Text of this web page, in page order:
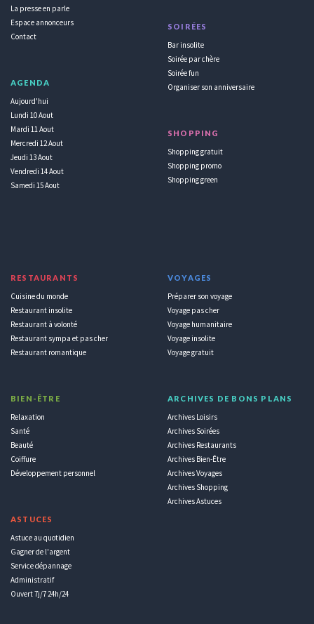
La presse en parle
Espace annonceurs
Contact
AGENDA
Aujourd'hui
Lundi 10 Aout
Mardi 11 Aout
Mercredi 12 Aout
Jeudi 13 Aout
Vendredi 14 Aout
Samedi 15 Aout
SOIRÉES
Bar insolite
Soirée par chère
Soirée fun
Organiser son anniversaire
SHOPPING
Shopping gratuit
Shopping promo
Shopping green
RESTAURANTS
Cuisine du monde
Restaurant insolite
Restaurant à volonté
Restaurant sympa et pas cher
Restaurant romantique
BIEN-ÊTRE
Relaxation
Santé
Beauté
Coiffure
Développement personnel
ASTUCES
Astuce au quotidien
Gagner de l'argent
Service dépannage
Administratif
Ouvert 7j/7 24h/24
VOYAGES
Préparer son voyage
Voyage pas cher
Voyage humanitaire
Voyage insolite
Voyage gratuit
ARCHIVES DE BONS PLANS
Archives Loisirs
Archives Soirées
Archives Restaurants
Archives Bien-Être
Archives Voyages
Archives Shopping
Archives Astuces